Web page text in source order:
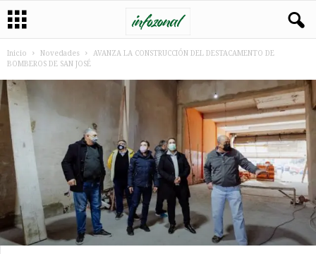
Inicio Novedades
AVANZA LA CONSTRUCCIÓN DEL DESTACAMENTO DE
BOMBEROS DE SAN JOSÉ